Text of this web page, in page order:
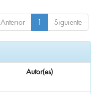
Anterior 1 Siguiente
Autor(es)